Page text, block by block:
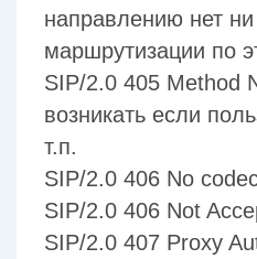
направлению нет
маршрутизации по
SIP/2.0 405 Method
возникать если
т.п.
SIP/2.0 406 No
SIP/2.0 406 Not
SIP/2.0 407 Proxy